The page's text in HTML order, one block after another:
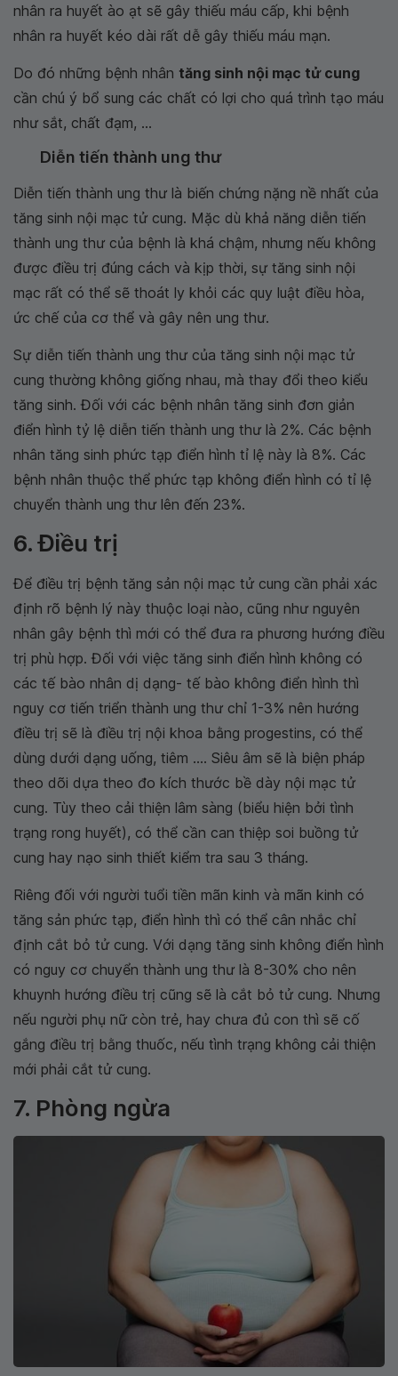
nhân ra huyết ào ạt sẽ gây thiếu máu cấp, khi bệnh
nhân ra huyết kéo dài rất dễ gây thiếu máu mạn.
Do đó những bệnh nhân tăng sinh nội mạc tử cung
cần chú ý bổ sung các chất có lợi cho quá trình tạo máu
như sắt, chất đạm, ...
Diễn tiến thành ung thư
Diễn tiến thành ung thư là biến chứng nặng nề nhất của
tăng sinh nội mạc tử cung. Mặc dù khả năng diễn tiến
thành ung thư của bệnh là khá chậm, nhưng nếu không
được điều trị đúng cách và kịp thời, sự tăng sinh nội
mạc rất có thể sẽ thoát ly khỏi các quy luật điều hòa,
ức chế của cơ thể và gây nên ung thư.
Sự diễn tiến thành ung thư của tăng sinh nội mạc tử
cung thường không giống nhau, mà thay đổi theo kiểu
tăng sinh. Đối với các bệnh nhân tăng sinh đơn giản
điển hình tỷ lệ diễn tiến thành ung thư là 2%. Các bệnh
nhân tăng sinh phức tạp điển hình tỉ lệ này là 8%. Các
bệnh nhân thuộc thể phức tạp không điển hình có tỉ lệ
chuyển thành ung thư lên đến 23%.
6. Điều trị
Để điều trị bệnh tăng sản nội mạc tử cung cần phải xác
định rõ bệnh lý này thuộc loại nào, cũng như nguyên
nhân gây bệnh thì mới có thể đưa ra phương hướng điều
trị phù hợp. Đối với việc tăng sinh điển hình không có
các tế bào nhân dị dạng- tế bào không điển hình thì
nguy cơ tiến triển thành ung thư chỉ 1-3% nên hướng
điều trị sẽ là điều trị nội khoa bằng progestins, có thể
dùng dưới dạng uống, tiêm .... Siêu âm sẽ là biện pháp
theo dõi dựa theo đo kích thước bề dày nội mạc tử
cung. Tùy theo cải thiện lâm sàng (biểu hiện bởi tình
trạng rong huyết), có thể cần can thiệp soi buồng tử
cung hay nạo sinh thiết kiểm tra sau 3 tháng.
Riêng đối với người tuổi tiền mãn kinh và mãn kinh có
tăng sản phức tạp, điển hình thì có thể cân nhắc chỉ
định cắt bỏ tử cung. Với dạng tăng sinh không điển hình
có nguy cơ chuyển thành ung thư là 8-30% cho nên
khuynh hướng điều trị cũng sẽ là cắt bỏ tử cung. Nhưng
nếu người phụ nữ còn trẻ, hay chưa đủ con thì sẽ cố
gắng điều trị bằng thuốc, nếu tình trạng không cải thiện
mới phải cắt tử cung.
7. Phòng ngừa